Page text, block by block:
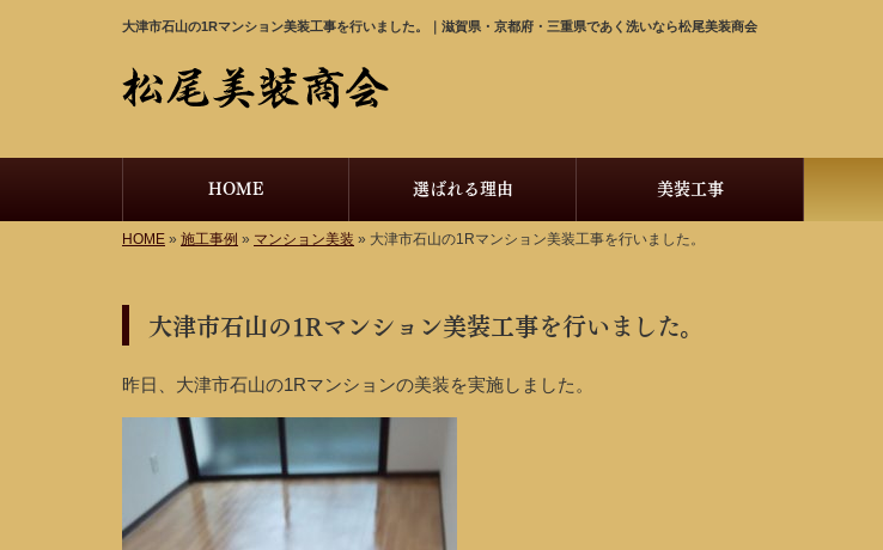
大津市石山の1Rマンション美装工事を行いました。｜滋賀県・京都府・三重県であく洗いなら松尾美装商会
HOME 選ばれる理由 美装工事
HOME » 施工事例 » マンション美装 » 大津市石山の1Rマンション美装工事を行いました。
大津市石山の1Rマンション美装工事を行いました。
昨日、大津市石山の1Rマンションの美装を実施しました。